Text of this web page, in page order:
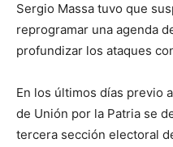
Sergio Massa tuvo que
reprogramar una agenda
profundizar los ataques
En los últimos días previo
de Unión por la Patria se
tercera sección electoral